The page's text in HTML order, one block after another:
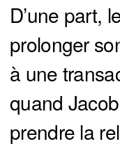
D’une part,
prolonger
à une
quand
prendre la